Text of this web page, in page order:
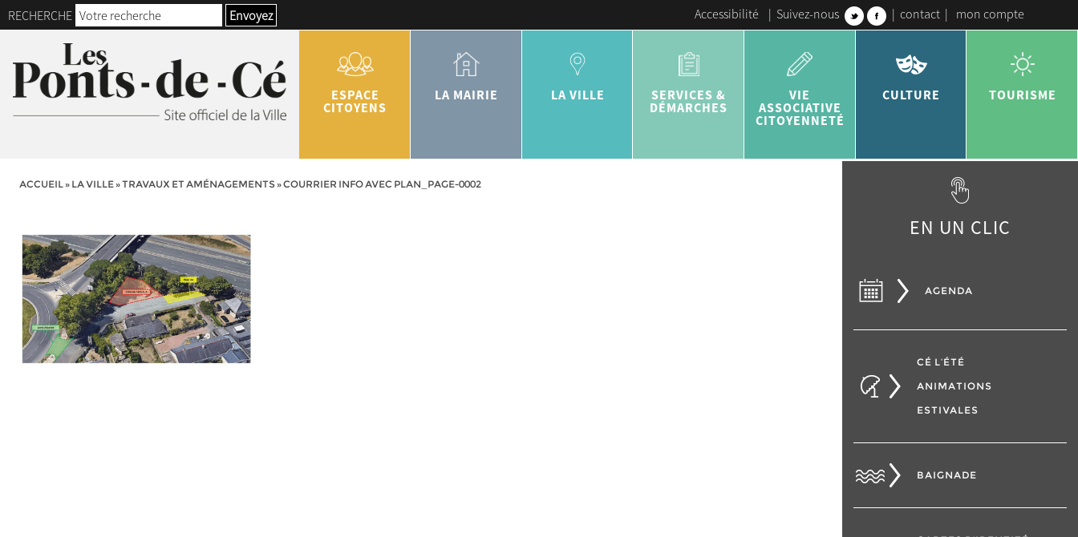
RECHERCHE Envoyez Accessibilité | Suivez-nous | contact | mon compte
ESPACE
CITOYENS
LA MAIRIE LA VILLE
SERVICES &
DÉMARCHES
VIE
ASSOCIATIVE
CITOYENNETÉ
CULTURE TOURISME
ACCUEIL» LA VILLE»TRAVAUX ET AMÉNAGEMENTS»COURRIER INFO AVEC PLAN_PAGE-0002
EN UN CLIC
AGENDA
CÉ L’ÉTÉ
ANIMATIONS
ESTIVALES
BAIGNADE